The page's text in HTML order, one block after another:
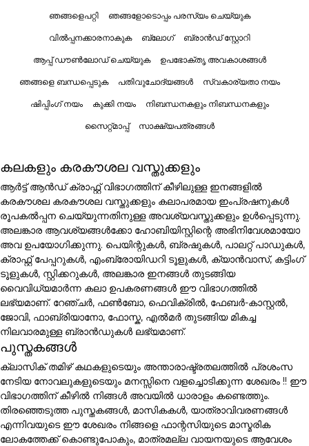
ഞങ്ങളെപറ്റി ഞങ്ങളോടൊപ്പം പരസ്യം ചെയ്യുക
വിൽപ്പനക്കാരനാകുക ബ്ലോഗ് ബ്രാൻഡ് സ്റ്റോറി
ആപ്പ് ഡൗൺലോഡ് ചെയ്യുക ഉപഭോക്തൃ അവകാശങ്ങൾ
ഞങ്ങളെ ബന്ധപ്പെടുക പതിവുചോദ്യങ്ങൾ സ്വകാര്യതാ നയം
ഷിപ്പിംഗ് നയം കുക്കി നയം നിബന്ധനകളും നിബന്ധനകളും
സൈറ്റ്മാപ്പ് സാക്ഷ്യപത്രങ്ങൾ
കലകളും കരകൗശല വസ്തുക്കളും
ആർട്ട് ആൻഡ് ക്രാഫ്റ്റ് വിഭാഗത്തിന് കീഴിലുള്ള ഇനങ്ങളിൽ
കരകൗശല കരകൗശല വസ്തുക്കളും കലാപരമായ ഇംപ്രഷനുകൾ
രൂപകൽപ്പന ചെയ്യുന്നതിനുള്ള അവശ്യവസ്തുക്കളും ഉൾപ്പെടുന്നു.
അലങ്കാര ആവശ്യങ്ങൾക്കോ ഹോബിയിസ്റ്റിന്റെ അഭിനിവേശമായോ
അവ ഉപയോഗിക്കുന്നു. പെയിന്റുകൾ, ബ്രഷുകൾ, പാലറ്റ് പാഡുകൾ,
ക്രാഫ്റ്റ് പേപ്പറുകൾ, എംബ്രോയിഡറി ടൂളുകൾ, ക്യാൻവാസ്, കട്ടിംഗ്
ടൂളുകൾ, സ്റ്റിക്കറുകൾ, അലങ്കാര ഇനങ്ങൾ തുടങ്ങിയ
വൈവിധ്യമാർന്ന കലാ ഉപകരണങ്ങൾ ഈ വിഭാഗത്തിൽ
ലഭ്യമാണ്. റേഞ്ചർ, ഫൺബോ, ഫെവിക്രിൽ, ഫേബർ-കാസ്റ്റൽ,
ജോവി, ഫാബ്രിയാനോ, ഫോസ്ക, എൽമർ തുടങ്ങിയ മികച്ച
നിലവാരമുള്ള ബ്രാൻഡുകൾ ലഭ്യമാണ്.
പുസ്തകങ്ങൾ
ക്ലാസിക് തമിഴ് കഥകളുടെയും അന്താരാഷ്ട്രതലത്തിൽ പ്രശംസ
നേടിയ നോവലുകളുടെയും മനസ്സിനെ വളച്ചൊടിക്കുന്ന ശേഖരം !! ഈ
വിഭാഗത്തിന് കീഴിൽ നിങ്ങൾ അവയിൽ ധാരാളം കണ്ടെത്തും.
തിരഞ്ഞെടുത്ത പുസ്തകങ്ങൾ, മാസികകൾ, യാത്രാവിവരണങ്ങൾ
എന്നിവയുടെ ഈ ശേഖരം നിങ്ങളെ ഫാന്റസിയുടെ മാസ്മരിക
ലോകത്തേക്ക് കൊണ്ടുപോകും, മാത്രമല്ല വായനയുടെ ആവേശം